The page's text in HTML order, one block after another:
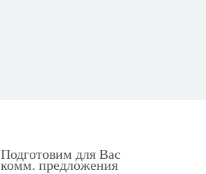
Подготовим для Вас
комм. предложения